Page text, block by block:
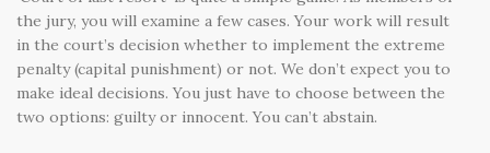
the jury, you will examine a few cases. Your work will result
in the court’s decision whether to implement the extreme
penalty (capital punishment) or not. We don’t expect you to
make ideal decisions. You just have to choose between the
two options: guilty or innocent. You can’t abstain.